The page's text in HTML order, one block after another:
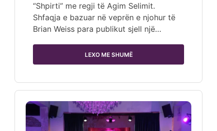
“Shpirti” me regji të Agim Selimit.
Shfaqja e bazuar në veprën e njohur të
Brian Weiss para publikut sjell një…
LEXO ME SHUMË